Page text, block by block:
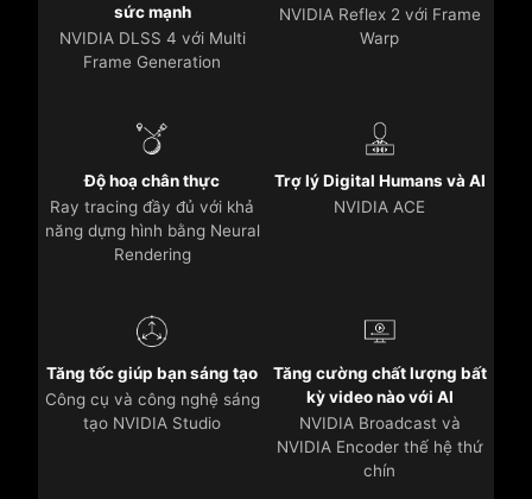
sức mạnh
NVIDIA DLSS 4 với Multi
Frame Generation
NVIDIA Reflex 2 với Frame
Warp
Độ hoạ chân thực
Ray tracing đầy đủ với khả
năng dựng hình bằng Neural
Rendering
Trợ lý Digital Humans và AI
NVIDIA ACE
Tăng tốc giúp bạn sáng tạo
Công cụ và công nghệ sáng
tạo NVIDIA Studio
Tăng cường chất lượng bất
kỳ video nào với AI
NVIDIA Broadcast và
NVIDIA Encoder thế hệ thứ
chín